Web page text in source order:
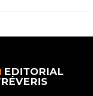
EDITORIAL